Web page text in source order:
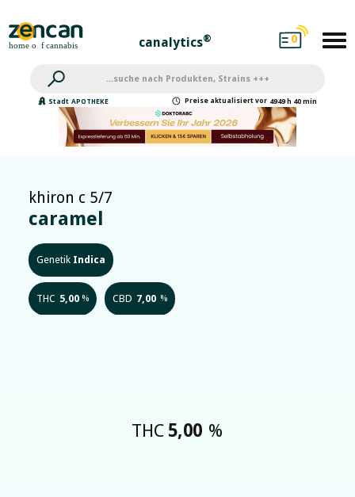
canalytics® 0
Stadt APOTHEKE Preise aktualisiert vor 4949 h 40 min
khiron c 5/7
caramel
Genetik Indica
THC 5,00 % CBD 7,00 %
THC 5,00 %